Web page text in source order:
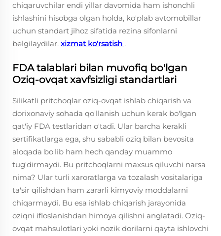
chiqaruvchilar endi yillar davomida ham ishonchli
ishlashini hisobga olgan holda, ko'plab avtomobillar
uchun standart jihoz sifatida rezina sifonlarni
belgilaydilar. xizmat ko'rsatish .
FDA talablari bilan muvofiq bo'lgan
Oziq-ovqat xavfsizligi standartlari
Silikatli pritchoqlar oziq-ovqat ishlab chiqarish va
dorixonaviy sohada qo'llanish uchun kerak bo'lgan
qat'iy FDA testlaridan o'tadi. Ular barcha kerakli
sertifikatlarga ega, shu sababli oziq bilan bevosita
aloqada bo'lib ham hech qanday muammo
tug'dirmaydi. Bu pritchoqlarni maxsus qiluvchi narsa
nima? Ular turli xaroratlarga va tozalash vositalariga
ta'sir qilishdan ham zararli kimyoviy moddalarni
chiqarmaydi. Bu esa ishlab chiqarish jarayonida
oziqni ifloslanishdan himoya qilishni anglatadi. Oziq-
ovqat mahsulotlari yoki nozik dorilarni qayta ishlovchi